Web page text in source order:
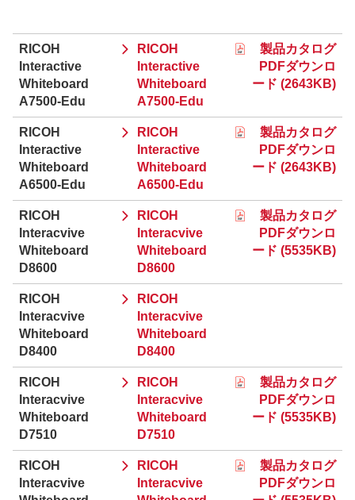
RICOH
Interactive
Whiteboard
A7500-Edu
RICOH
Interactive
Whiteboard
A7500-Edu
製品カタログ
PDFダウンロ
ード (2643KB)
RICOH
Interactive
Whiteboard
A6500-Edu
RICOH
Interactive
Whiteboard
A6500-Edu
製品カタログ
PDFダウンロ
ード (2643KB)
RICOH
Interacvive
Whiteboard
D8600
RICOH
Interacvive
Whiteboard
D8600
製品カタログ
PDFダウンロ
ード (5535KB)
RICOH
Interacvive
Whiteboard
D8400
RICOH
Interacvive
Whiteboard
D8400
RICOH
Interacvive
Whiteboard
D7510
RICOH
Interacvive
Whiteboard
D7510
製品カタログ
PDFダウンロ
ード (5535KB)
RICOH
Interacvive
RICOH
Interacvive
製品カタログ
PDFダウンロ